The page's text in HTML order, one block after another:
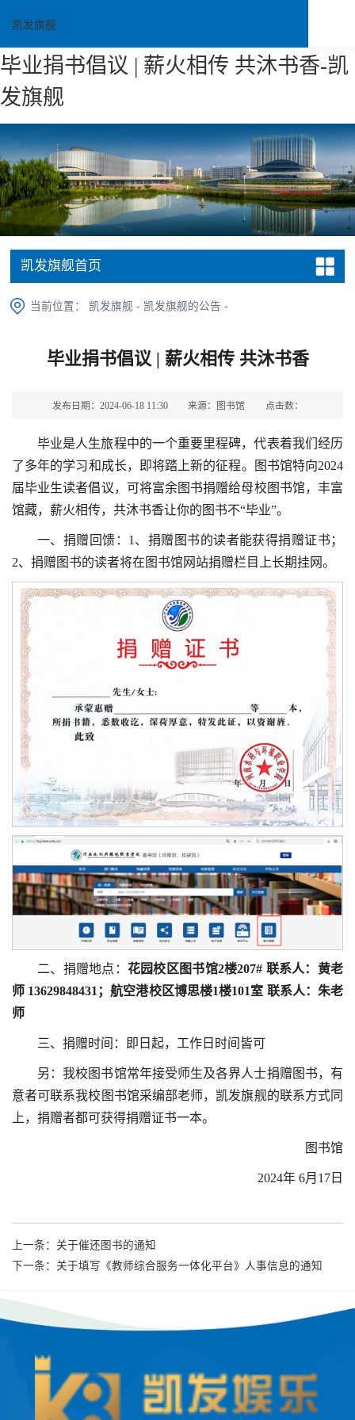
毕业捐书倡议 | 薪火相传 共沐书香-凯
发旗舰
凯发旗舰
凯发旗舰首页
当前位置： 凯发旗舰 - 凯发旗舰的公告 -
毕业捐书倡议 | 薪火相传 共沐书香
发布日期：2024-06-18 11:30 来源：图书馆 点击数：
毕业是人生旅程中的一个重要里程碑，代表着我们经历
了多年的学习和成长，即将踏上新的征程。图书馆特向2024
届毕业生读者倡议，可将富余图书捐赠给母校图书馆，丰富
馆藏，薪火相传，共沐书香让你的图书不“毕业”。
一、捐赠回馈：1、捐赠图书的读者能获得捐赠证书；
2、捐赠图书的读者将在图书馆网站捐赠栏目上长期挂网。
二、捐赠地点： 花园校区图书馆2楼207# 联系人：黄老
师 13629848431 ；航空港校区博思楼1楼101室 联系人：朱老
师
三、捐赠时间：即日起，工作日时间皆可
另：我校图书馆常年接受师生及各界人士捐赠图书，有
意者可联系我校图书馆采编部老师，凯发旗舰的联系方式同
上，捐赠者都可获得捐赠证书一本。
图书馆
2024年 6月17日
上一条： 关于催还图书的通知
下一条： 关于填写《教师综合服务一体化平台》人事信息的通知